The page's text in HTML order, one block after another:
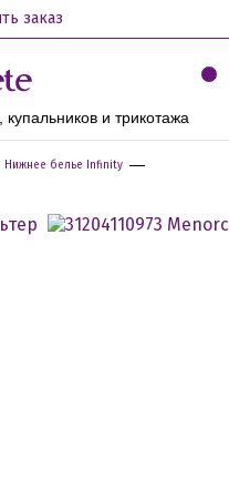
заказ
и трикотажа
Нижнее белье Infinity